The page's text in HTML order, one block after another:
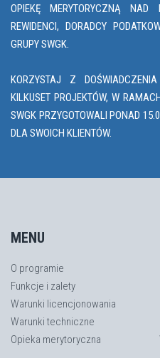
OPIEKĘ MERYTORYCZNĄ NAD
REWIDENCI, DORADCY
GRUPY SWGK.
KORZYSTAJ Z
KILKUSET PROJEKTÓW, W
SWGK PRZYGOTOWALI PONAD
DLA SWOICH KLIENTÓW.
MENU
O programie
Funkcje i zalety
Warunki licencjonowania
Warunki techniczne
Opieka merytoryczna